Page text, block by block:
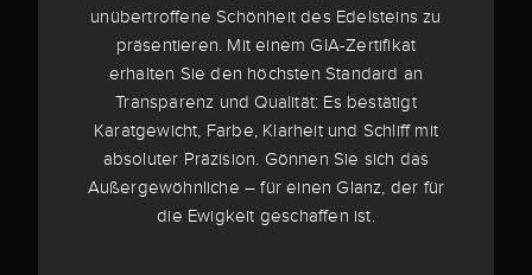
unübertroffene Schönheit des Edelsteins zu
präsentieren. Mit einem GIA-Zertifikat
erhalten Sie den höchsten Standard an
Transparenz und Qualität: Es bestätigt
Karatgewicht, Farbe, Klarheit und Schliff mit
absoluter Präzision. Gönnen Sie sich das
Außergewöhnliche – für einen Glanz, der für
die Ewigkeit geschaffen ist.